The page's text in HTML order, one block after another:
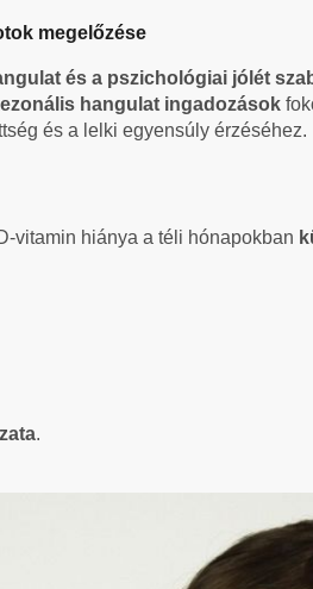
megelőzése
és a pszichológiai jólét
hangulat ingadozások
és a lelki egyensúly érzéséhez.
vitamin hiánya a téli hónapokban
.